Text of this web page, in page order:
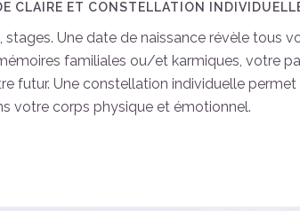
CLAIRE ET CONSTELLATION
Une date de naissance révèle tous
familiales ou/et karmiques, votre
futur. Une constellation individuelle
votre corps physique et émotionnel.